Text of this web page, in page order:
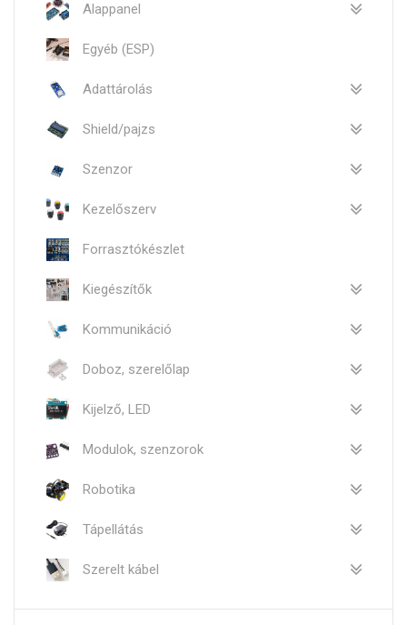
Alappanel
Egyéb (ESP)
Adattárolás
Shield/pajzs
Szenzor
Kezelőszerv
Forrasztókészlet
Kiegészítők
Kommunikáció
Doboz, szerelőlap
Kijelző, LED
Modulok, szenzorok
Robotika
Tápellátás
Szerelt kábel